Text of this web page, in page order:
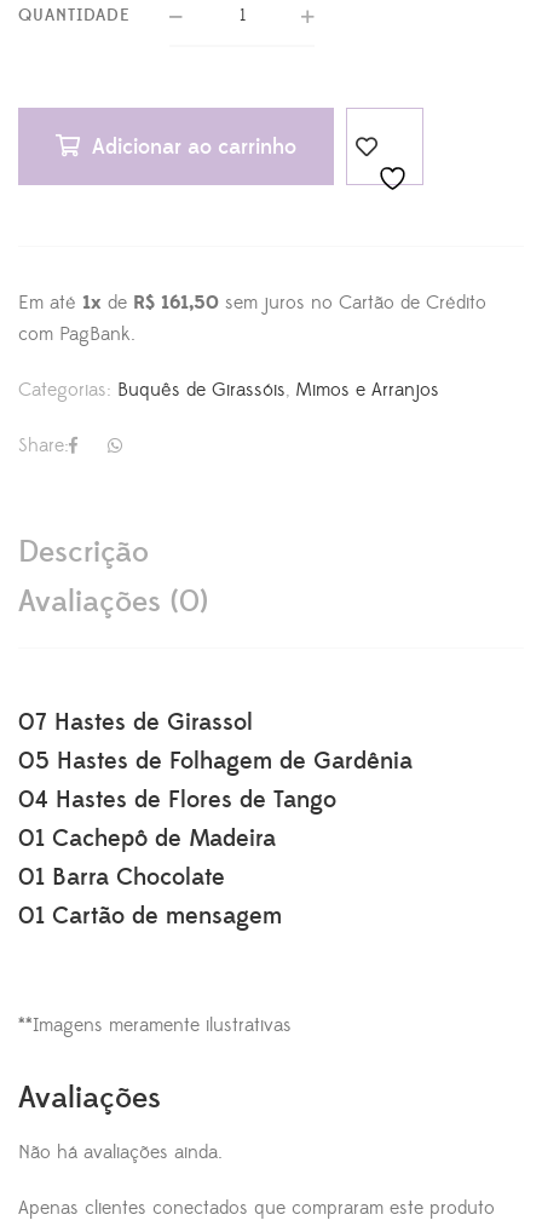
QUANTIDADE
Adicionar ao carrinho
Em até 1x de R$ 161,50 sem juros no Cartão de Crédito
com PagBank.
Categorias: Buquês de Girassóis, Mimos e Arranjos
Share:
Descrição
Avaliações (0)
07 Hastes de Girassol
05 Hastes de Folhagem de Gardênia
04 Hastes de Flores de Tango
01 Cachepô de Madeira
01 Barra Chocolate
01 Cartão de mensagem
**Imagens meramente ilustrativas
Avaliações
Não há avaliações ainda.
Apenas clientes conectados que compraram este produto